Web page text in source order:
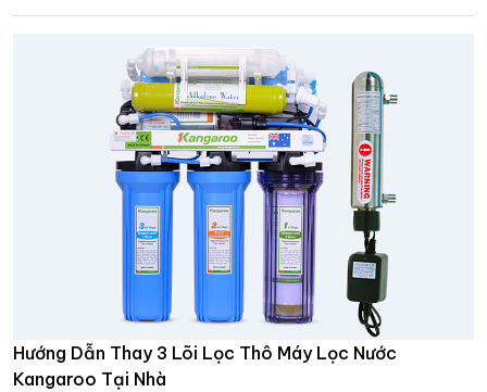
Hướng Dẫn Thay 3 Lõi Lọc Thô Máy Lọc Nước
Kangaroo Tại Nhà